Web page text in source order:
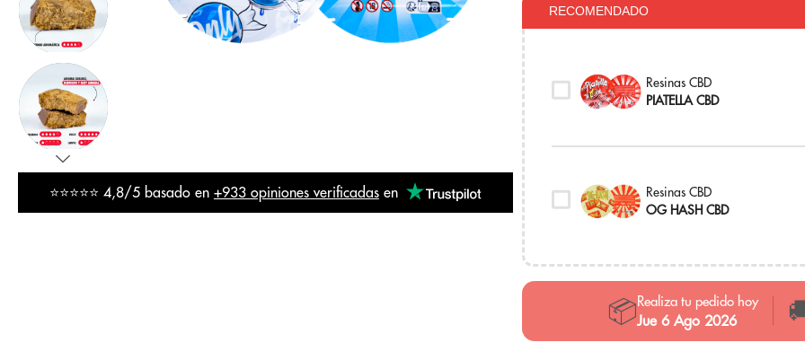
⭐⭐⭐⭐⭐ 4,8/5 basado en +933 opiniones verificadasen
RECOMENDADO
Resinas CBD
PIATELLA CBD
Resinas CBD
OG HASH CBD
📦Realiza tu pedido hoy
Jue 6 Ago 2026